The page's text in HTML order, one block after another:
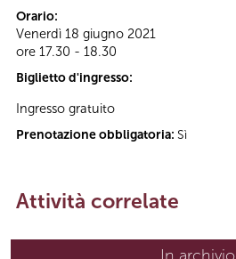
Orario:
Venerdì 18 giugno 2021
ore 17.30 - 18.30
Biglietto d'ingresso:
Ingresso gratuito
Prenotazione obbligatoria: Sì
Attività correlate